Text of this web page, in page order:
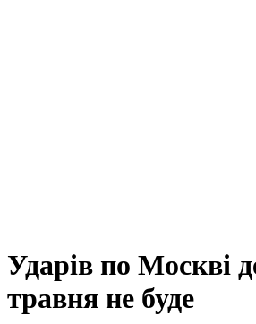
Ударів по Москві
травня не буде